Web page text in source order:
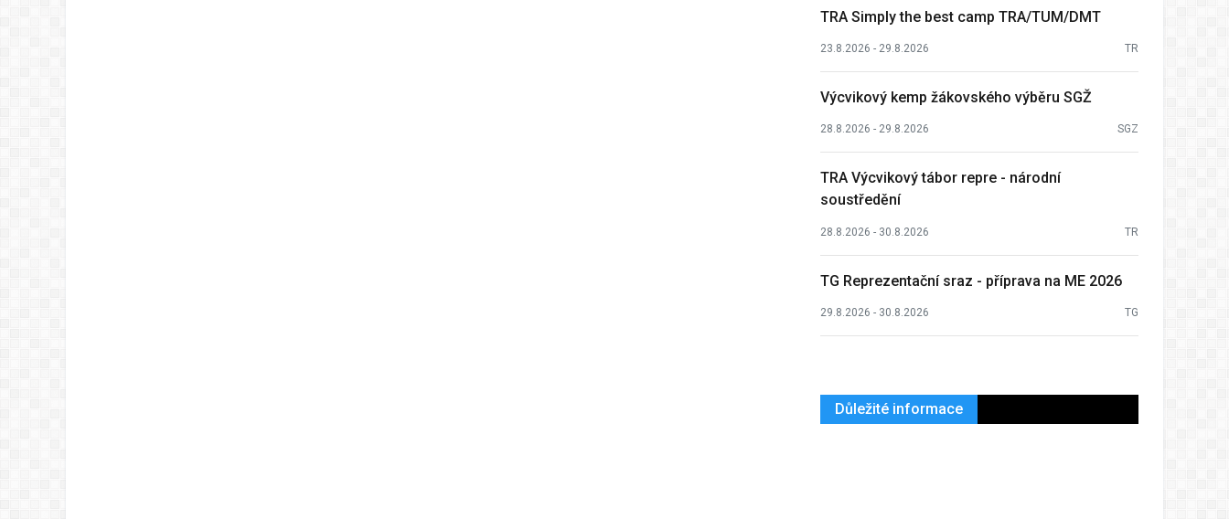
TRA Simply the best camp TRA/TUM/DMT
23.8.2026 - 29.8.2026 TR
Výcvikový kemp žákovského výběru SGŽ
28.8.2026 - 29.8.2026 SGZ
TRA Výcvikový tábor repre - národní
soustředění
28.8.2026 - 30.8.2026 TR
TG Reprezentační sraz - příprava na ME 2026
29.8.2026 - 30.8.2026 TG
Důležité informace